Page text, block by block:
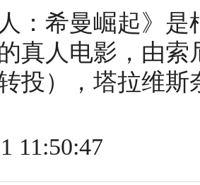
人：希曼崛起》
真人电影，由
转投），塔拉维
11:50:47